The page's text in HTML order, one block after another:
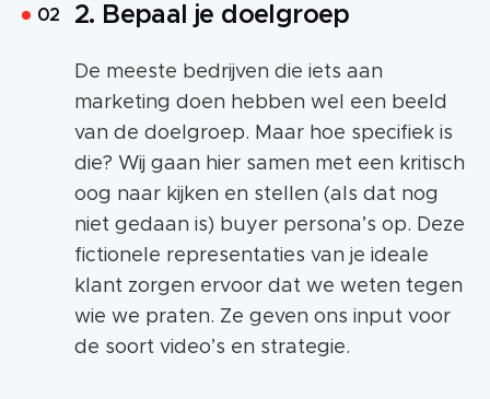
2. Bepaal je doelgroep
De meeste bedrijven die iets aan
marketing doen hebben wel een beeld
van de doelgroep. Maar hoe specifiek is
die? Wij gaan hier samen met een kritisch
oog naar kijken en stellen (als dat nog
niet gedaan is) buyer persona’s op. Deze
fictionele representaties van je ideale
klant zorgen ervoor dat we weten tegen
wie we praten. Ze geven ons input voor
de soort video’s en strategie.